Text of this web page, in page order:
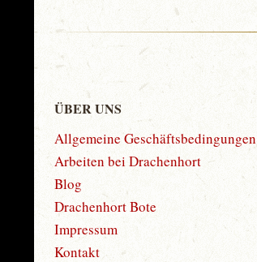
ÜBER UNS
Allgemeine Geschäftsbedingungen
Arbeiten bei Drachenhort
Blog
Drachenhort Bote
Impressum
Kontakt